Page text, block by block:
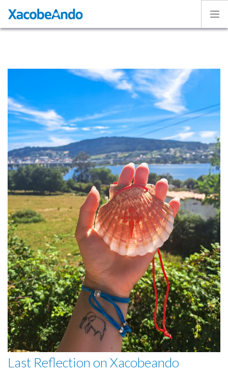
Experiences
Exhibition
Login
ENGLISH
Last Reflection on Xacobeando